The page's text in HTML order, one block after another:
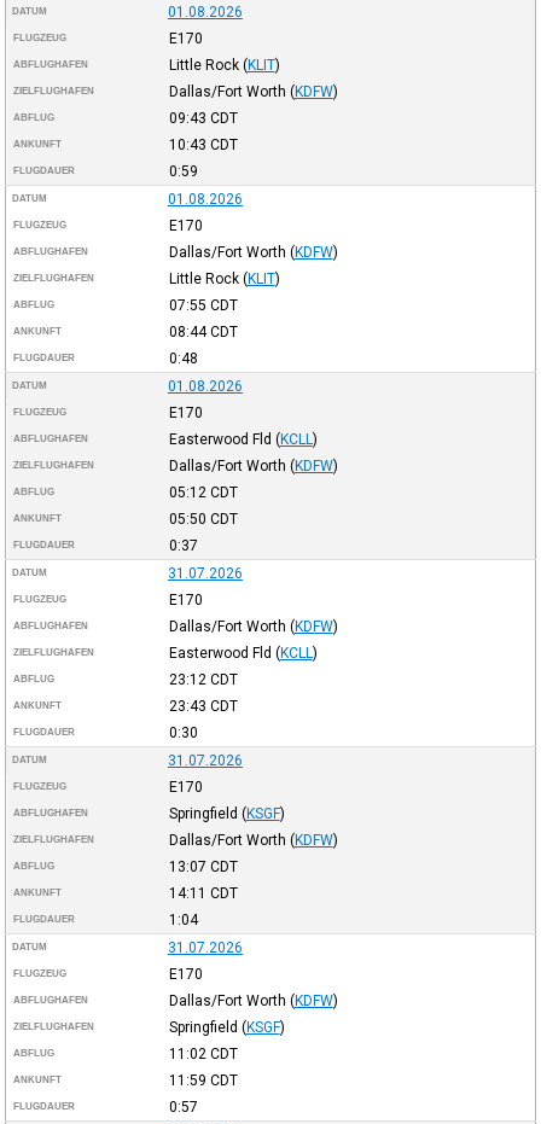
DATUM 01.08.2026
FLUGZEUG E170
ABFLUGHAFEN Little Rock (KLIT)
ZIELFLUGHAFEN Dallas/Fort Worth (KDFW)
ABFLUG 09:43 CDT
ANKUNFT 10:43 CDT
FLUGDAUER 0:59
DATUM 01.08.2026
FLUGZEUG E170
ABFLUGHAFEN Dallas/Fort Worth (KDFW)
ZIELFLUGHAFEN Little Rock (KLIT)
ABFLUG 07:55 CDT
ANKUNFT 08:44CDT
FLUGDAUER 0:48
DATUM 01.08.2026
FLUGZEUG E170
ABFLUGHAFEN Easterwood Fld (KCLL )
ZIELFLUGHAFEN Dallas/Fort Worth (KDFW)
ABFLUG 05:12 CDT
ANKUNFT 05:50 CDT
FLUGDAUER 0:37
DATUM 31.07.2026
FLUGZEUG E170
ABFLUGHAFEN Dallas/Fort Worth (KDFW)
ZIELFLUGHAFEN Easterwood Fld (KCLL )
ABFLUG 23:12 CDT
ANKUNFT 23:43 CDT
FLUGDAUER 0:30
DATUM 31.07.2026
FLUGZEUG E170
ABFLUGHAFEN Springfield (KSGF)
ZIELFLUGHAFEN Dallas/Fort Worth (KDFW)
ABFLUG 13:07 CDT
ANKUNFT 14:11 CDT
FLUGDAUER 1:04
DATUM 31.07.2026
FLUGZEUG E170
ABFLUGHAFEN Dallas/Fort Worth (KDFW)
ZIELFLUGHAFEN Springfield (KSGF)
ABFLUG 11:02 CDT
ANKUNFT 11:59 CDT
FLUGDAUER 0:57